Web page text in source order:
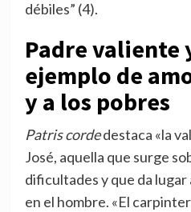
débiles” (4).
Padre valiente
ejemplo de
y a los pobres
Patris cordedestaca «la
José, aquella que surge
dificultades y que da
en el hombre. «El